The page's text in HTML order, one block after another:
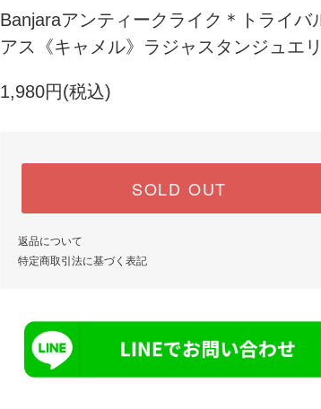
Banjaraアンティークライク＊トライバ
アス《キャメル》ラジャスタンジュエ
1,980円(税込)
SOLD OUT
返品について
特定商取引法に基づく表記